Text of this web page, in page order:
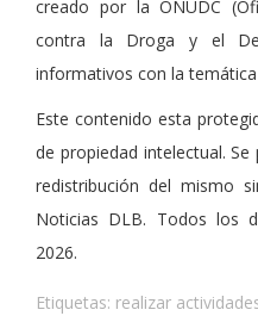
creado por la ONUDC
contra la Droga y el
informativos con la
Este contenido esta
de propiedad intelectual.
redistribución del mismo
Noticias DLB. Todos los
2026.
Etiquetas: realizar